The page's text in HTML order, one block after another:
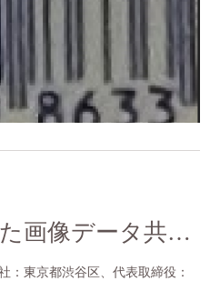
web3.0を活用した画像データ共有プラットフォーム開発プロジェクト「ノードX」クラウドファンディングを開始しました
：東京都渋谷区、代表取締役：